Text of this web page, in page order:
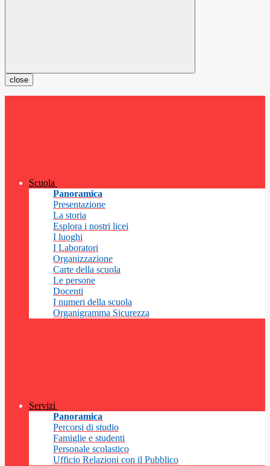
close
Scuola
Panoramica
Presentazione
La storia
Esplora i nostri licei
I luoghi
I Laboratori
Organizzazione
Carte della scuola
Le persone
Docenti
I numeri della scuola
Organigramma Sicurezza
Servizi
Panoramica
Percorsi di studio
Famiglie e studenti
Personale scolastico
Ufficio Relazioni con il Pubblico